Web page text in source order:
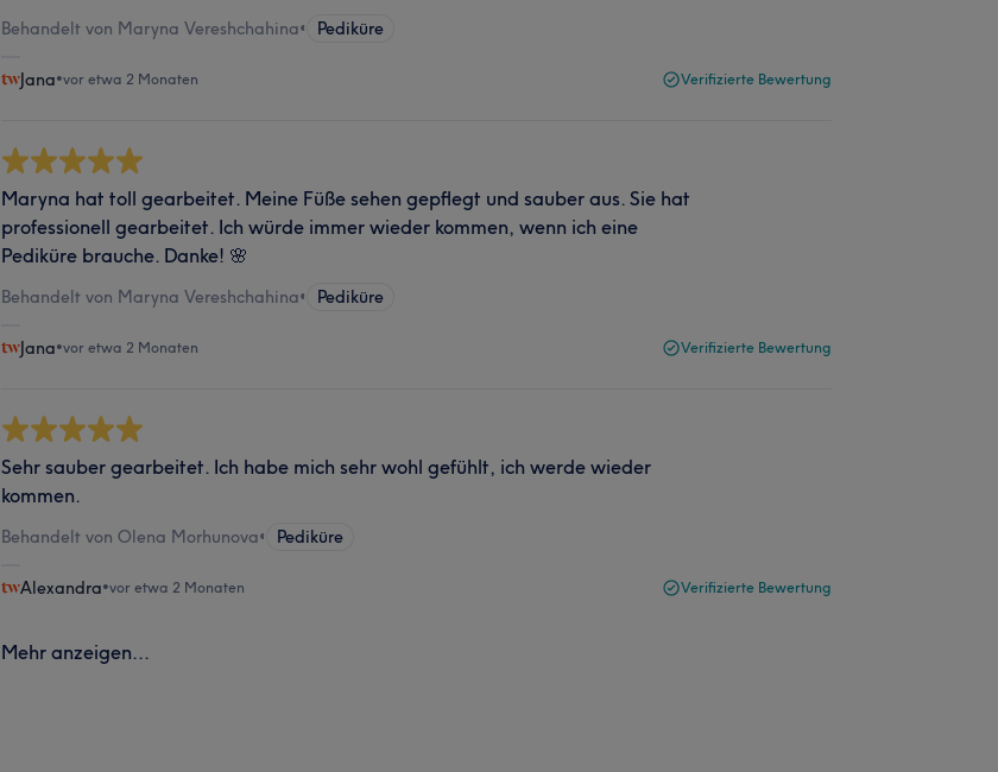
Behandelt von Maryna Vereshchahina• Pediküre
Jana•vor etwa 2 Monaten Verifizierte Bewertung
Maryna hat toll gearbeitet. Meine Füße sehen gepflegt und sauber aus. Sie hat
professionell gearbeitet. Ich würde immer wieder kommen, wenn ich eine
Pediküre brauche. Danke! 🌸
Behandelt von Maryna Vereshchahina• Pediküre
Jana•vor etwa 2 Monaten Verifizierte Bewertung
Sehr sauber gearbeitet. Ich habe mich sehr wohl gefühlt, ich werde wieder
kommen.
Behandelt von Olena Morhunova• Pediküre
Alexandra•vor etwa 2 Monaten Verifizierte Bewertung
Mehr anzeigen...